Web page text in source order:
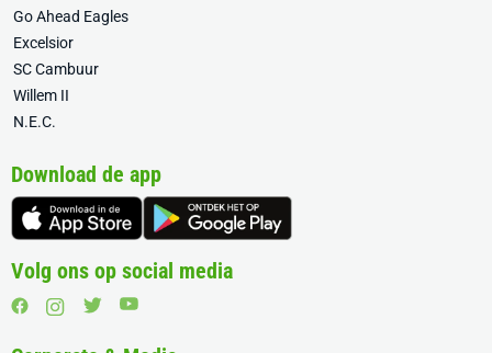
Go Ahead Eagles
Excelsior
SC Cambuur
Willem II
N.E.C.
Download de app
Volg ons op social media